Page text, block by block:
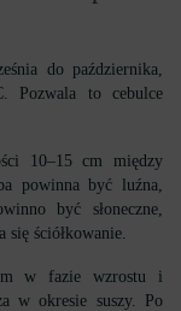
do października,
Pozwala to cebulce
10–15 cm między
powinna być luźna,
być słoneczne,
się ściółkowanie.
w fazie wzrostu i
w okresie suszy. Po